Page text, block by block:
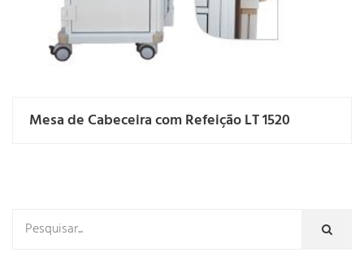
Mesa de Cabeceira com Refeição LT 1520